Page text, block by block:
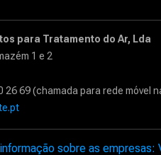
para Tratamento do Ar, Lda
1 e 2
26 69 (chamada para rede móvel
sobre as